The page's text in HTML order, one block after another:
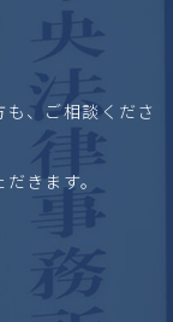
、ご相談くださ
きます。